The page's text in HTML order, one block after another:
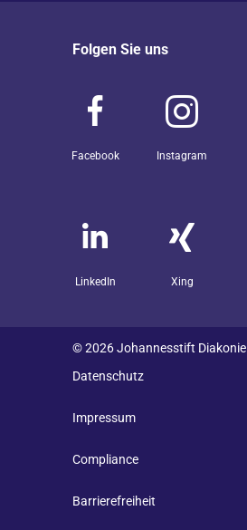
Folgen Sie uns
Facebook Instagram
LinkedIn Xing
© 2026 Johannesstift Diakonie
Datenschutz
Impressum
Compliance
Barrierefreiheit